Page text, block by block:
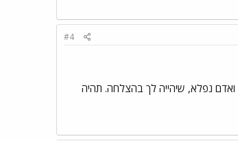
#4
נפלא, שיהייה לך בהצלחה. תהיה